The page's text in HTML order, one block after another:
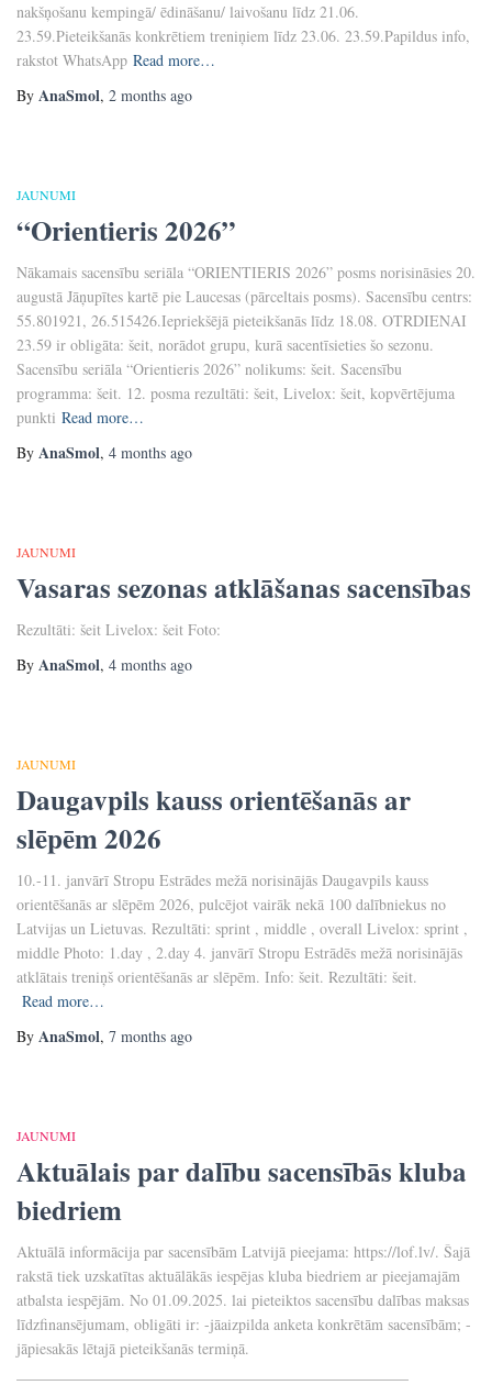
nakšņošanu kempingā/ ēdināšanu/ laivošanu līdz 21.06.
23.59.Pieteikšanās konkrētiem treniņiem līdz 23.06. 23.59.Papildus info,
rakstot WhatsApp Read more…
By AnaSmol, 2 months ago
JAUNUMI
“Orientieris 2026”
Nākamais sacensību seriāla “ORIENTIERIS 2026” posms norisināsies 20.
augustā Jāņupītes kartē pie Laucesas (pārceltais posms). Sacensību centrs:
55.801921, 26.515426.Iepriekšējā pieteikšanās līdz 18.08. OTRDIENAI
23.59 ir obligāta: šeit, norādot grupu, kurā sacentīsieties šo sezonu.
Sacensību seriāla “Orientieris 2026” nolikums: šeit. Sacensību
programma: šeit. 12. posma rezultāti: šeit, Livelox: šeit, kopvērtējuma
punkti Read more…
By AnaSmol, 4 months ago
JAUNUMI
Vasaras sezonas atklāšanas sacensības
Rezultāti: šeit Livelox: šeit Foto:
By AnaSmol, 4 months ago
JAUNUMI
Daugavpils kauss orientēšanās ar
slēpēm 2026
10.-11. janvārī Stropu Estrādes mežā norisinājās Daugavpils kauss
orientēšanās ar slēpēm 2026, pulcējot vairāk nekā 100 dalībniekus no
Latvijas un Lietuvas. Rezultāti: sprint , middle , overall Livelox: sprint ,
middle Photo: 1.day , 2.day 4. janvārī Stropu Estrādēs mežā norisinājās
atklātais treniņš orientēšanās ar slēpēm. Info: šeit. Rezultāti: šeit.
Read more…
By AnaSmol, 7 months ago
JAUNUMI
Aktuālais par dalību sacensībās kluba
biedriem
Aktuālā informācija par sacensībām Latvijā pieejama: https://lof.lv/. Šajā
rakstā tiek uzskatītas aktuālākās iespējas kluba biedriem ar pieejamajām
atbalsta iespējām. No 01.09.2025. lai pieteiktos sacensību dalības maksas
līdzfinansējumam, obligāti ir: -jāaizpilda anketa konkrētām sacensībām; -
jāpiesakās lētajā pieteikšanās termiņā.